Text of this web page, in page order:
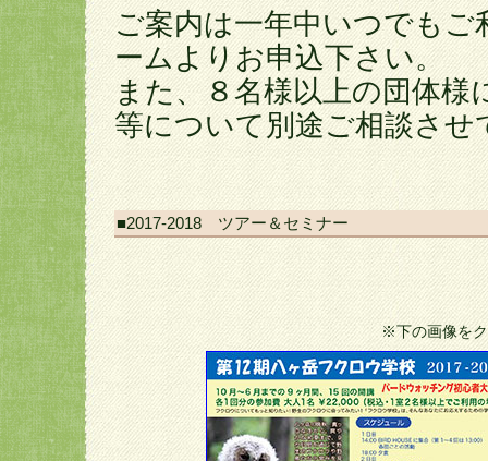
ご案内は一年中いつでも
ームよりお申込下さい。
また、８名様以上の団体
等について別途ご相談さ
■2017-2018 ツアー＆セミナー
※下の画像を